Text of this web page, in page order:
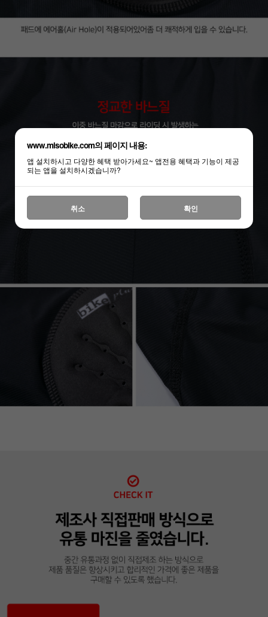
www.misobike.com의 페이지 내용:
앱 설치하시고 다양한 혜택 받아가세요~ 앱전용 혜택과 기능이 제공
되는 앱을 설치하시겠습니까?
취소 확인